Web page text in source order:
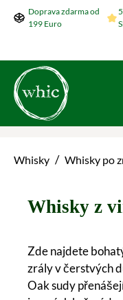
Přeskočit na hlavní
Doprava zdarma od
199 Euro
Whisky / Whisky po
Whisky z
Zde najdete
zrály v čerstvých
Oak sudy